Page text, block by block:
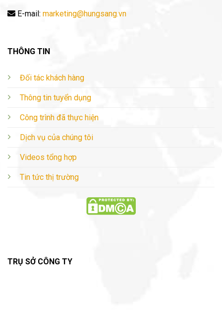
E-mail: marketing@hungsang.vn
THÔNG TIN
Đối tác khách hàng
Thông tin tuyển dụng
Công trình đã thực hiện
Dịch vụ của chúng tôi
Videos tổng hợp
Tin tức thị trường
TRỤ SỞ CÔNG TY